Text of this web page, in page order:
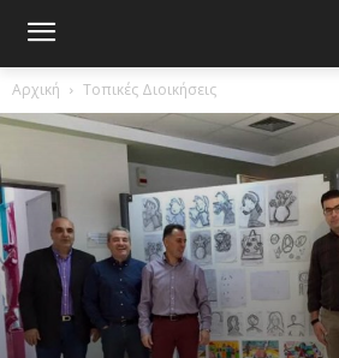
Αρχική Τοπικές Διοικήσεις